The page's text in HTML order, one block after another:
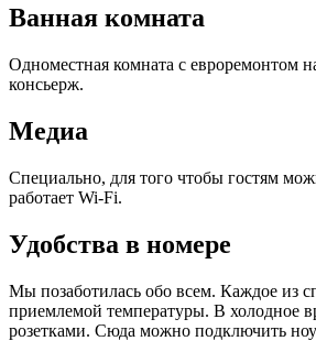
Ванная комната
Одноместная комната с евроремонтом
консьерж.
Медиа
Специально, для того чтобы гостям
работает Wi-Fi.
Удобства в номере
Мы позаботилась обо всем. Каждое из
приемлемой температуры. В холодное
розетками. Сюда можно подключить